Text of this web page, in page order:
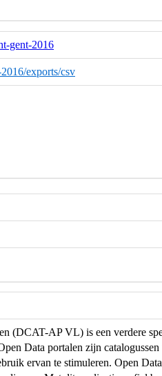
gent-2016
exports/csv
(DCAT-AP VL) is een verdere
Data portalen zijn catalogussen
ervan te stimuleren. Open